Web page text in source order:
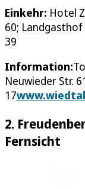
Einkehr: Hotel
60; Landgasthof
39
Information:
Neuwieder Str.
17
2.
Fernsicht